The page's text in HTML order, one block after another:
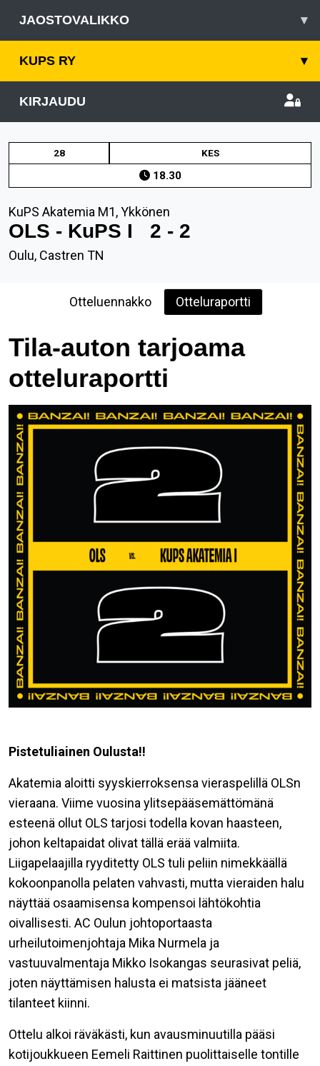
JAOSTOVALIKKO ▾
KUPS RY ▾
KIRJAUDU
28 KES
18.30
KuPS Akatemia M1, Ykkönen
OLS - KuPS I 2 - 2
Oulu, Castren TN
Otteluennakko Otteluraportti
Tila-auton tarjoama
otteluraportti
Pistetuliainen Oulusta!!
Akatemia aloitti syyskierroksensa vieraspelillä OLSn
vieraana. Viime vuosina ylitsepääsemättömänä
esteenä ollut OLS tarjosi todella kovan haasteen,
johon keltapaidat olivat tällä erää valmiita.
Liigapelaajilla ryyditetty OLS tuli peliin nimekkäällä
kokoonpanolla pelaten vahvasti, mutta vieraiden halu
näyttää osaamisensa kompensoi lähtökohtia
oivallisesti. AC Oulun johtoportaasta
urheilutoimenjohtaja Mika Nurmela ja
vastuuvalmentaja Mikko Isokangas seurasivat peliä,
joten näyttämisen halusta ei matsista jääneet
tilanteet kiinni.
Ottelu alkoi räväkästi, kun avausminuutilla pääsi
kotijoukkueen Eemeli Raittinen puolittaiselle tontille